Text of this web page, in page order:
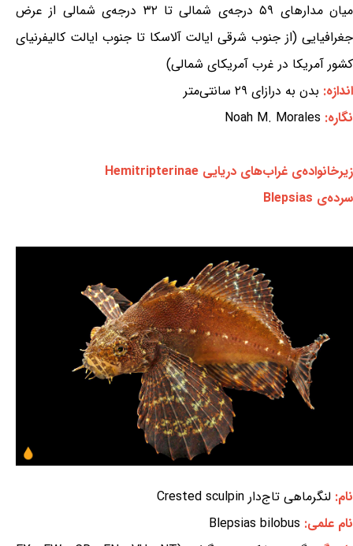
میان مدارهای ۵۹ درجه‌ی شمالی تا ۳۲ درجه‌ی شمالی از عرض
جغرافیایی (از جنوب شرقی ایالت آلاسکا تا جنوب ایالت کالیفرنیای
کشور آمریکا در غرب آمریکای شمالی)
اندازه: بدن به درازای ۲۹ سانتی‌متر
نگاره: Noah M. Morales
زیرخانواده‌ی غراب‌های دریایی Hemitripterinae
سرده‌ی Blepsias
نام: لنگرماهی تاج‌دار Crested sculpin
نام علمی: Blepsias bilobus